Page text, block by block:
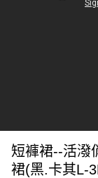
短褲裙--活潑
裙(黑.卡其L-